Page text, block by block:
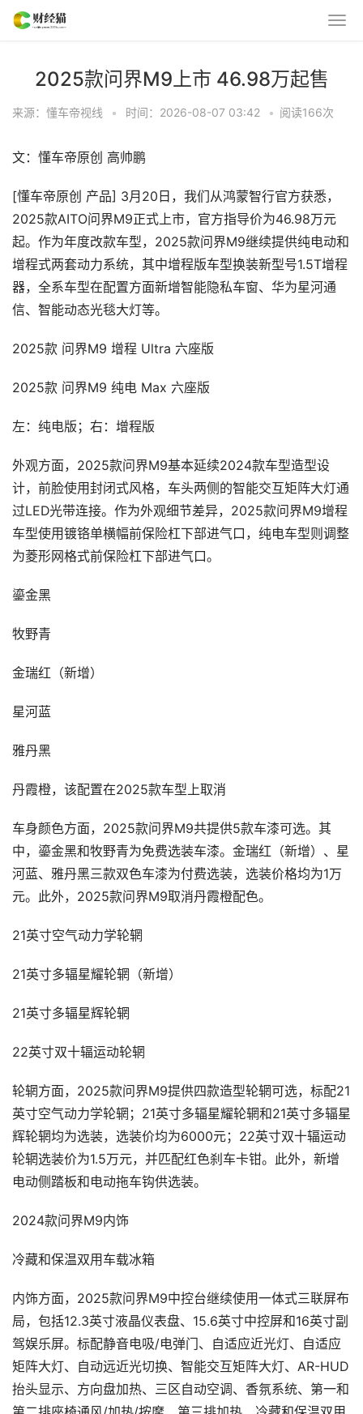
2025款问界M9上市 46.98万起售
来源：懂车帝视线 • 时间：2026-08-07 03:42 • 阅读166次
文：懂车帝原创 高帅鹏
[懂车帝原创 产品] 3月20日，我们从鸿蒙智行官方获悉，
2025款AITO问界M9正式上市，官方指导价为46.98万元
起。作为年度改款车型，2025款问界M9继续提供纯电动和
增程式两套动力系统，其中增程版车型换装新型号1.5T增程
器，全系车型在配置方面新增智能隐私车窗、华为星河通
信、智能动态光毯大灯等。
2025款 问界M9 增程 Ultra 六座版
2025款 问界M9 纯电 Max 六座版
左：纯电版；右：增程版
外观方面，2025款问界M9基本延续2024款车型造型设
计，前脸使用封闭式风格，车头两侧的智能交互矩阵大灯通
过LED光带连接。作为外观细节差异，2025款问界M9增程
车型使用镀铬单横幅前保险杠下部进气口，纯电车型则调整
为菱形网格式前保险杠下部进气口。
鎏金黑
牧野青
金瑞红（新增）
星河蓝
雅丹黑
丹霞橙，该配置在2025款车型上取消
车身颜色方面，2025款问界M9共提供5款车漆可选。其
中，鎏金黑和牧野青为免费选装车漆。金瑞红（新增）、星
河蓝、雅丹黑三款双色车漆为付费选装，选装价格均为1万
元。此外，2025款问界M9取消丹霞橙配色。
21英寸空气动力学轮辋
21英寸多辐星耀轮辋（新增）
21英寸多辐星辉轮辋
22英寸双十辐运动轮辋
轮辋方面，2025款问界M9提供四款造型轮辋可选，标配21
英寸空气动力学轮辋；21英寸多辐星耀轮辋和21英寸多辐星
辉轮辋均为选装，选装价均为6000元；22英寸双十辐运动
轮辋选装价为1.5万元，并匹配红色刹车卡钳。此外，新增
电动侧踏板和电动拖车钩供选装。
2024款问界M9内饰
冷藏和保温双用车载冰箱
内饰方面，2025款问界M9中控台继续使用一体式三联屏布
局，包括12.3英寸液晶仪表盘、15.6英寸中控屏和16英寸副
驾娱乐屏。标配静音电吸/电弹门、自适应近光灯、自适应
矩阵大灯、自动远近光切换、智能交互矩阵大灯、AR-HUD
抬头显示、方向盘加热、三区自动空调、香氛系统、第一和